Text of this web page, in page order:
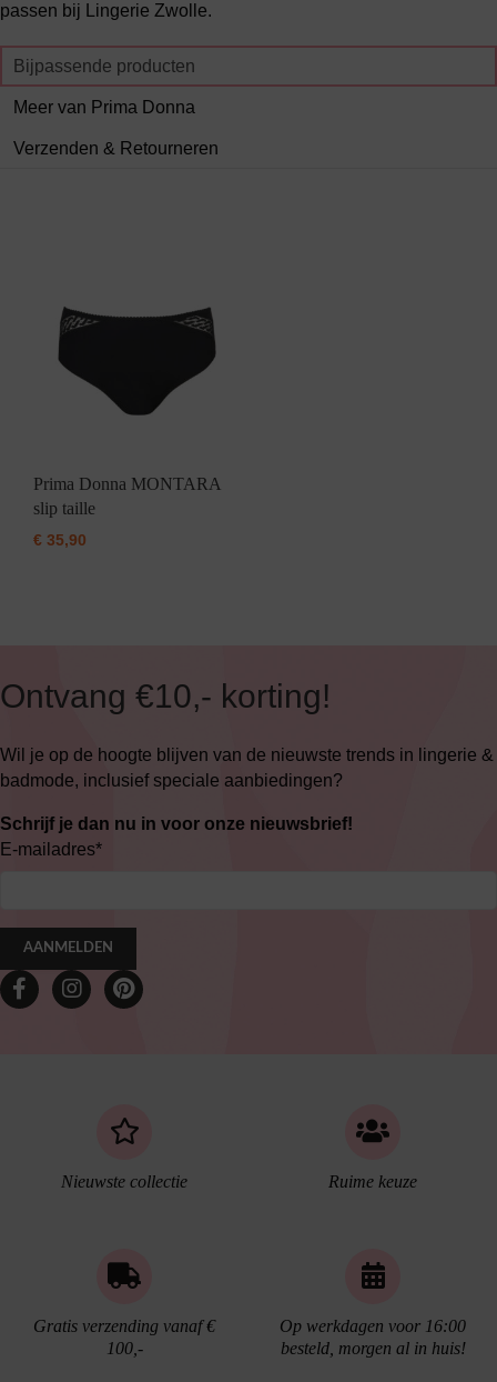
passen bij Lingerie Zwolle.
Bijpassende producten
Meer van Prima Donna
Verzenden & Retourneren
Prima Donna MONTARA
slip taille
€ 35,90
Ontvang €10,- korting!
Wil je op de hoogte blijven van de nieuwste trends in lingerie &
badmode, inclusief speciale aanbiedingen?
Schrijf je dan nu in voor onze nieuwsbrief!
E-mailadres*
AANMELDEN
Nieuwste collectie Ruime keuze
Gratis verzending vanaf €
100,-
Op werkdagen voor 16:00
besteld, morgen al in huis!